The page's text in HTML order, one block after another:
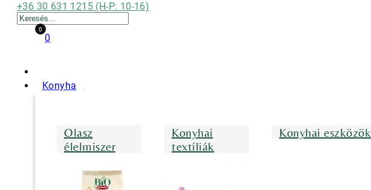
+36 30 631 1215 (H-P: 10-16)
Keresés
0
0
Konyha
Olasz
élelmiszer
Konyhai
textíliák
Konyhai eszközök